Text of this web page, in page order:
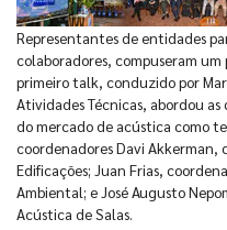
Representantes de entidades
colaboradores, compuseram um
primeiro talk, conduzido por
Atividades Técnicas, abordou
do mercado de acústica como
coordenadores Davi Akkerman,
Edificações; Juan Frias,
Ambiental; e José Augusto
Acústica de Salas.